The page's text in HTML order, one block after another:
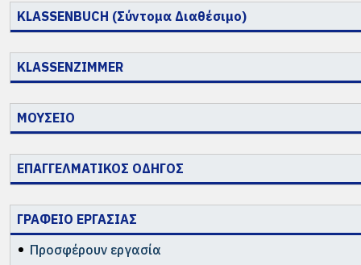
KLASSENBUCH (Σύντομα Διαθέσιμο)
KLASSENZIMMER
ΜΟΥΣΕΙΟ
ΕΠΑΓΓΕΛΜΑΤΙΚΟΣ ΟΔΗΓΟΣ
ΓΡΑΦΕΙΟ ΕΡΓΑΣΙΑΣ
Προσφέρουν εργασία